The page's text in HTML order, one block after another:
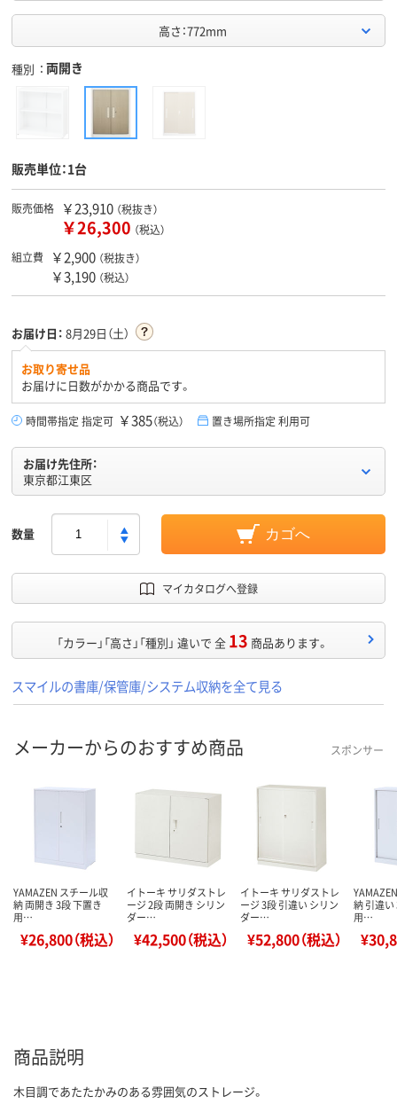
高さ：772mm
種別 両開き
販売単位：1台
販売価格 ￥23,910 （税抜き）
￥26,300 （税込）
組立費
￥2,900 （税抜き）
￥3,190 （税込）
お届け日： 8月29日（土）
お取り寄せ品
お届けに日数がかかる商品です。
時間帯指定 指定可 ￥385（税込） 置き場所指定 利用可
お届け先住所：
東京都江東区
数量 カゴへ
マイカタログへ登録
「カラー」「高さ」「種別」 違いで 全 13 商品あります。
スマイルの書庫/保管庫/システム収納を全て見る
メーカーからのおすすめ商品 スポンサー
YAMAZEN スチール収
納 両開き 3段 下置き
用…
¥26,800（税込）
イトーキ サリダストレ
ージ 2段 両開き シリン
ダー…
¥42,500（税込）
イトーキ サリダストレ
ージ 3段 引違い シリン
ダー…
¥52,800（税込）
納 引違い
用…
商品説明
木目調であたたかみのある雰囲気のストレージ。